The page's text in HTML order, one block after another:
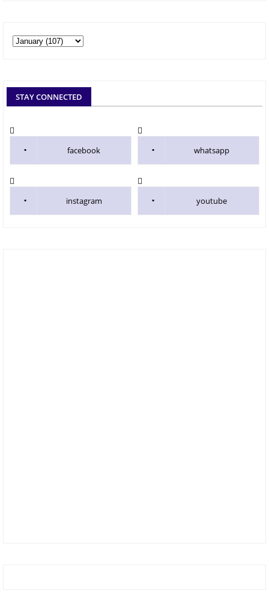
STAY CONNECTED
facebook whatsapp
instagram youtube